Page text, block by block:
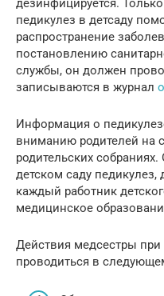
педикулез в детсаду
распространение
постановлению
службы, он должен
записываются в журнал
Информация о
вниманию родителей на
родительских
детском саду
каждый работник
медицинское
Действия медсестры
проводиться в